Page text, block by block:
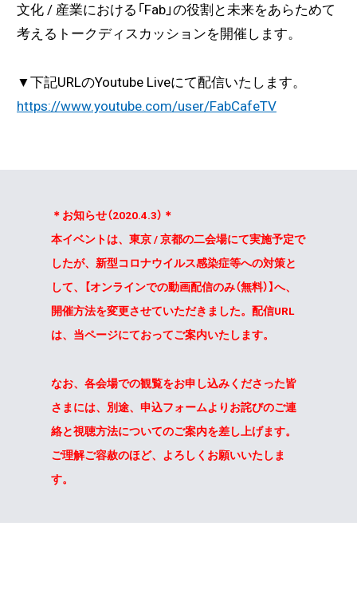
文化 / 産業における「Fab」の役割と未来をあらためて
考えるトークディスカッションを開催します。
▼下記URLのYoutube Liveにて配信いたします。
https://www.youtube.com/user/FabCafeTV
＊お知らせ（2020.4.3）＊
本イベントは、東京 / 京都の二会場にて実施予定で
したが、 新型コロナウイルス感染症等への対策と
して、【オンラインでの動画配信のみ（無料）】へ、
開催方法を変更させていただきました。配信URL
は、当ページにておってご案内いたします。
なお、各会場での観覧をお申し込みくださった皆
さまには、別途、申込フォームよりお詫びのご連
絡と視聴方法についてのご案内を差し上げます。
ご理解ご容赦のほど、よろしくお願いいたしま
す。